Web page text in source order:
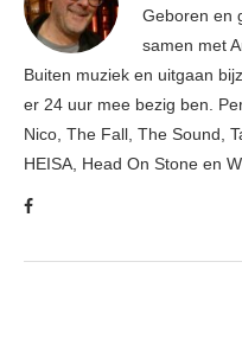
Geboren en
samen met
Buiten muziek en uitgaan
er 24 uur mee bezig ben.
Nico, The Fall, The Sound,
HEISA, Head On Stone en